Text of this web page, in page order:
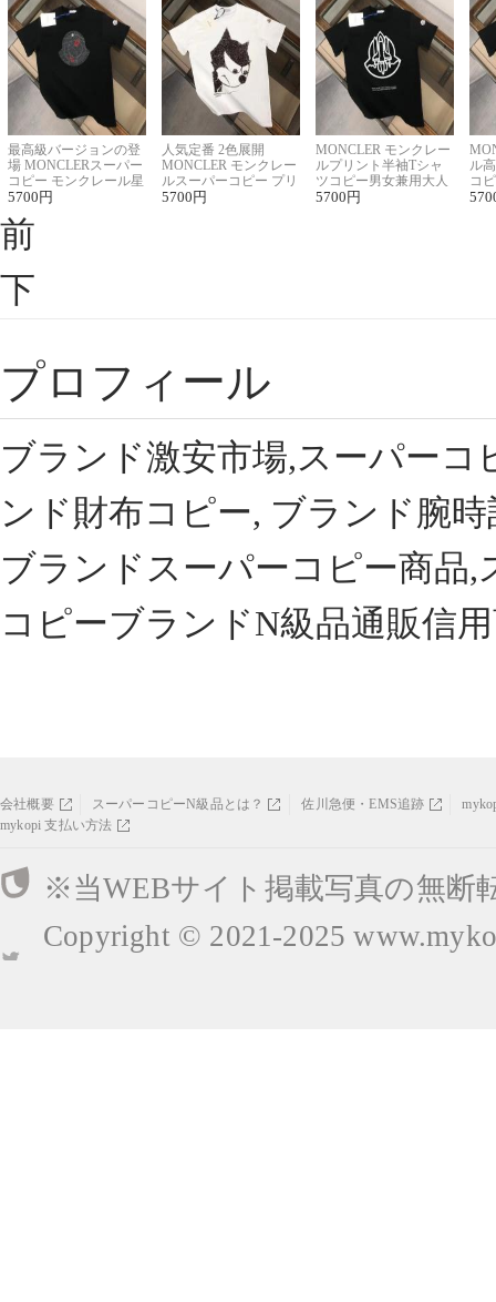
最高級バージョンの登
場 MONCLERスーパー
コピー モンクレール星
座半袖Tシャツ
5700 円
人気定番 2色展開
MONCLER モンクレー
ルスーパーコピー プリ
ント半袖Tシャツ
5700 円
MONCLER モンクレー
ルプリント半袖Tシャ
ツコピー男女兼用大人
可愛い春夏コーデ
5700 円
ル
コ
ィ
前
下
プロフィール
ブランド激安市場,スーパー
ンド財布コピー, ブランド腕
ブランドスーパーコピー商品
コピーブランドN級品通販信
会社概要 スーパーコピーN級品とは？ 佐川急便・EMS追跡
mykopi 支払い方法
※当WEBサイト掲載写真の無断
Copyright © 2021-2025